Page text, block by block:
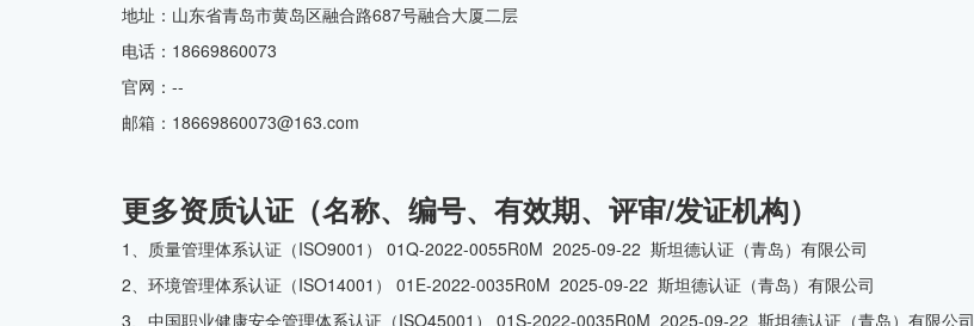
地址：山东省青岛市黄岛区融合路687号融合大厦二层
电话：18669860073
官网：--
邮箱：18669860073@163.com
更多资质认证（名称、编号、有效期、评审/发证机构）
1、质量管理体系认证（ISO9001） 01Q-2022-0055R0M 2025-09-22 斯坦德认证（青岛）有限公司
2、环境管理体系认证（ISO14001） 01E-2022-0035R0M 2025-09-22 斯坦德认证（青岛）有限公司
3、中国职业健康安全管理体系认证（ISO45001） 01S-2022-0035R0M 2025-09-22 斯坦德认证（青岛）有限公司